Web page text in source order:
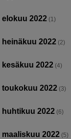
elokuu 2022 (1)
heinäkuu 2022 (2)
kesäkuu 2022 (4)
toukokuu 2022 (3)
huhtikuu 2022 (6)
maaliskuu 2022 (5)